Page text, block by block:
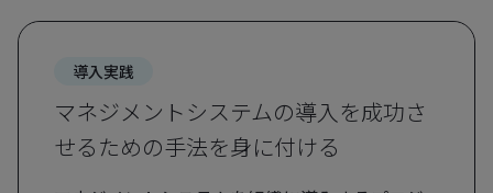
導入実践
マネジメントシステムの導入を成功さ
せるための手法を身に付ける